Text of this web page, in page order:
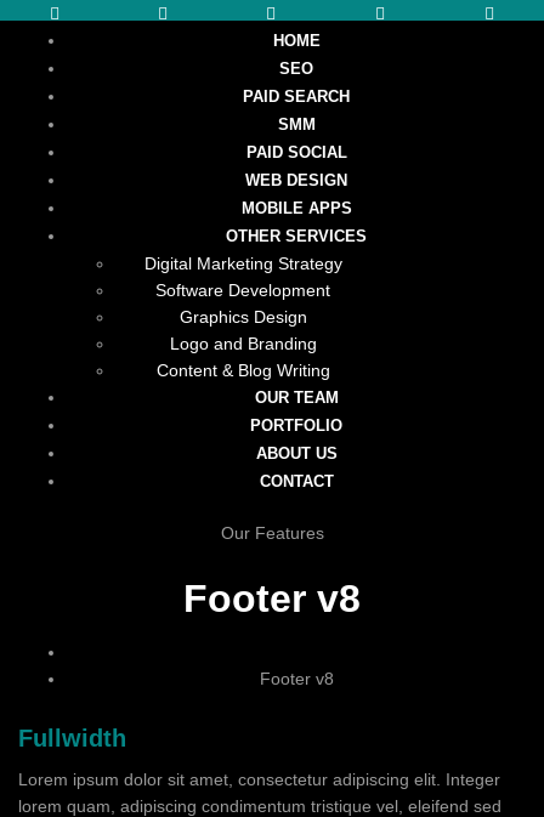
HOME
SEO
PAID SEARCH
SMM
PAID SOCIAL
WEB DESIGN
MOBILE APPS
OTHER SERVICES
Digital Marketing Strategy
Software Development
Graphics Design
Logo and Branding
Content & Blog Writing
OUR TEAM
PORTFOLIO
ABOUT US
CONTACT
Our Features
Footer v8
Footer v8
Fullwidth
Lorem ipsum dolor sit amet, consectetur adipiscing elit. Integer
lorem quam, adipiscing condimentum tristique vel, eleifend sed